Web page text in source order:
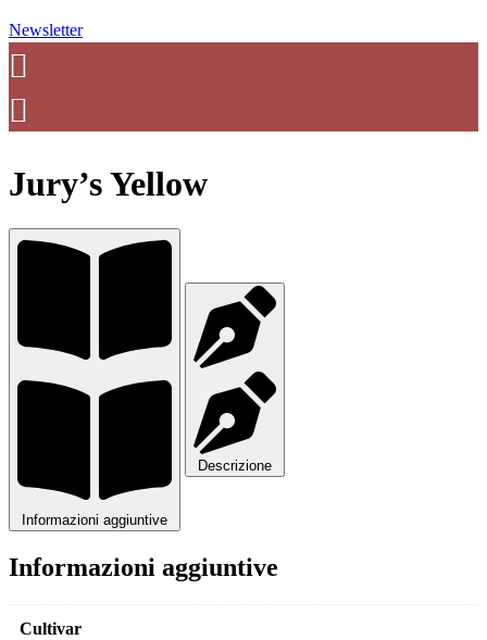
Newsletter
Jury’s Yellow
Informazioni aggiuntive
Descrizione
Informazioni aggiuntive
Cultivar